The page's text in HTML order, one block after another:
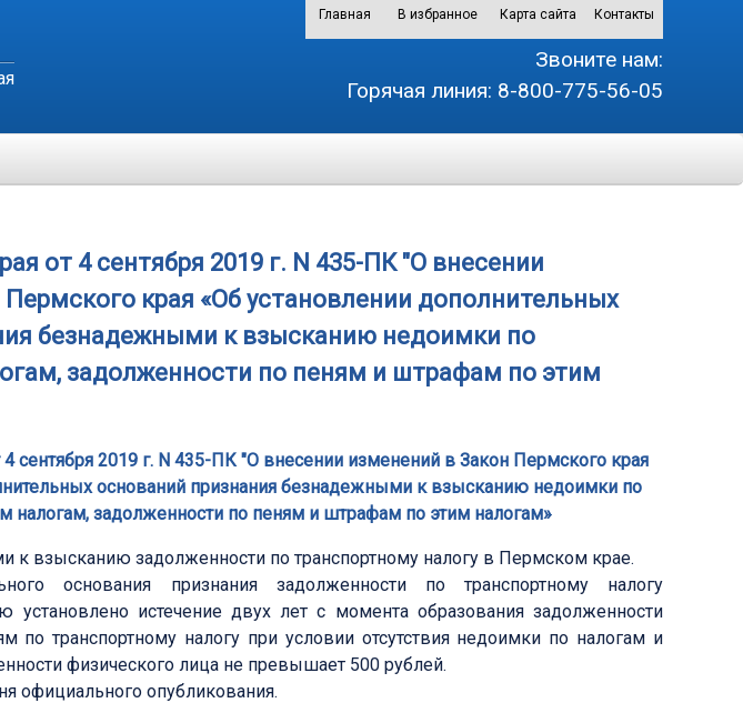
Главная В избранное Карта сайта Контакты
Звоните нам:
Горячая линия: 8-800-775-56-05
от 4 сентября 2019 г. N 435-ПК "О внесении
края «Об установлении дополнительных
безнадежными к взысканию недоимки по
задолженности по пеням и штрафам по этим
сентября 2019 г. N 435-ПК "О внесении изменений в Закон Пермского края
оснований признания безнадежными к взысканию недоимки по
налогам, задолженности по пеням и штрафам по этим налогам»
к взысканию задолженности по транспортному налогу в Пермском крае.
основания признания задолженности по транспортному налогу
установлено истечение двух лет с момента образования задолженности
по транспортному налогу при условии отсутствия недоимки по налогам и
физического лица не превышает 500 рублей.
официального опубликования.